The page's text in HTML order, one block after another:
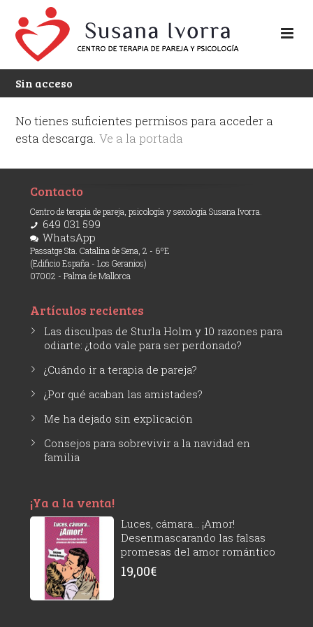
Sin acceso
No tienes suficientes permisos para acceder a
esta descarga.Ve a la portada
Contacto
Centro de terapia de pareja, psicología y sexología Susana Ivorra.
649 031 599
WhatsApp
Passatge Sta. Catalina de Sena, 2 - 6ºE
(Edificio España - Los Geranios)
07002 - Palma de Mallorca
Artículos recientes
Las disculpas de Sturla Holm y 10 razones para
odiarte: ¿todo vale para ser perdonado?
¿Cuándo ir a terapia de pareja?
¿Por qué acaban las amistades?
Me ha dejado sin explicación
Consejos para sobrevivir a la navidad en
familia
¡Ya a la venta!
Luces, cámara... ¡Amor!
Desenmascarando las falsas
promesas del amor romántico
19,00€